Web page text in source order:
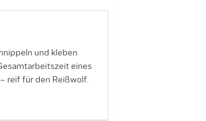
und kleben
eines
reif für den Reißwolf.